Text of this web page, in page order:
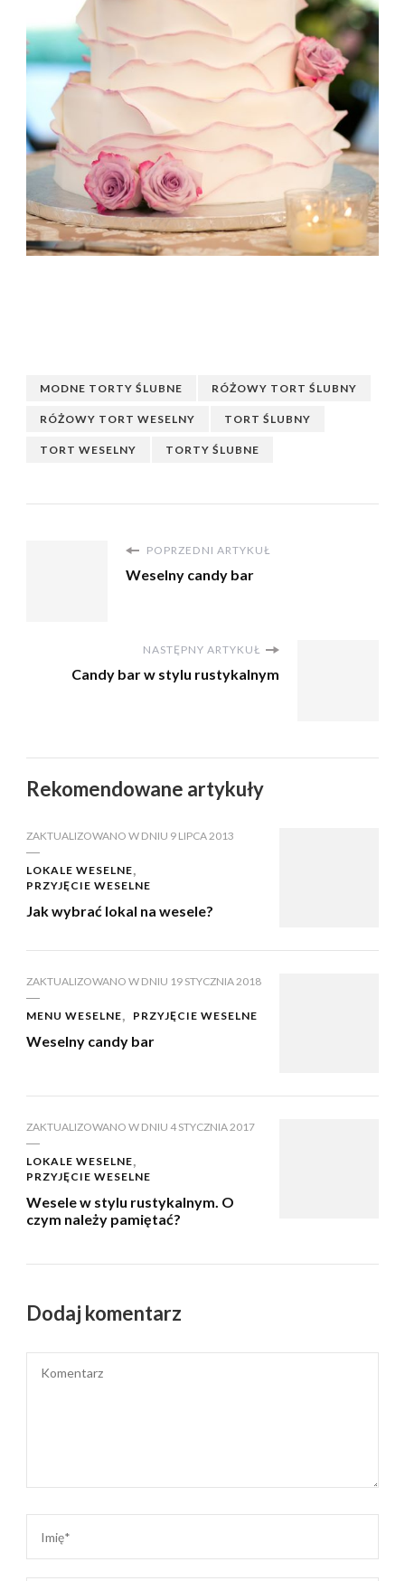
MODNE TORTY ŚLUBNE RÓŻOWY TORT ŚLUBNY
RÓŻOWY TORT WESELNY TORT ŚLUBNY
TORT WESELNY TORTY ŚLUBNE
POPRZEDNI ARTYKUŁ
Weselny candy bar
NASTĘPNY ARTYKUŁ
Candy bar w stylu rustykalnym
Rekomendowane artykuły
ZAKTUALIZOWANO W DNIU 9 LIPCA 2013
LOKALE WESELNE
PRZYJĘCIE WESELNE
Jak wybrać lokal na wesele?
ZAKTUALIZOWANO W DNIU 19 STYCZNIA 2018
MENU WESELNE PRZYJĘCIE WESELNE
Weselny candy bar
ZAKTUALIZOWANO W DNIU 4 STYCZNIA 2017
LOKALE WESELNE
PRZYJĘCIE WESELNE
Wesele w stylu rustykalnym. O
czym należy pamiętać?
Dodaj komentarz